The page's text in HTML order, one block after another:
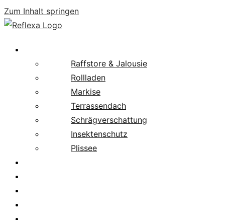
Zum Inhalt springen
Raffstore & Jalousie
Rollladen
Markise
Terrassendach
Schrägverschattung
Insektenschutz
Plissee